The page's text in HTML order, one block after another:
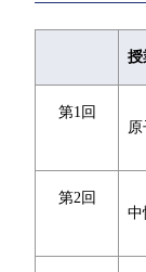
授
第1回
第2回
中